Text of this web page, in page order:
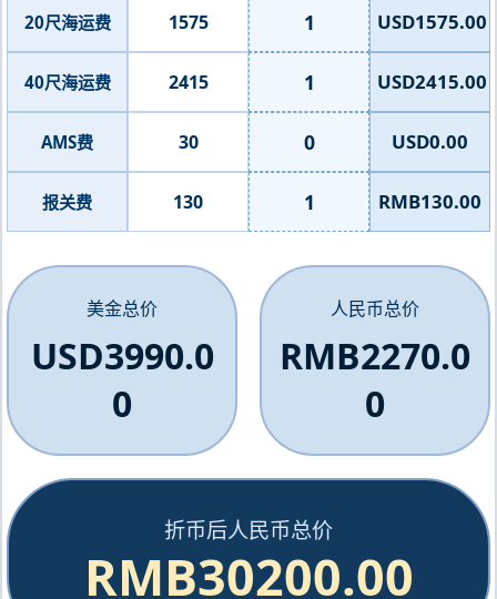
20尺海运费 1575 1 USD1575.00
40尺海运费 2415 1 USD2415.00
AMS费 30 0 USD0.00
报关费 130 1 RMB130.00
美金总价
USD3990.0
0
人民币总价
RMB2270.0
0
折币后人民币总价
RMB30200.00